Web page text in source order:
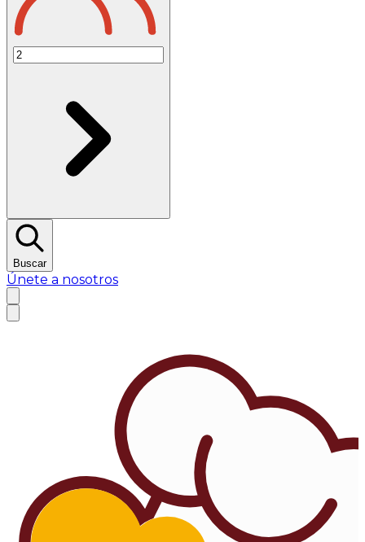
Buscar
Únete a nosotros